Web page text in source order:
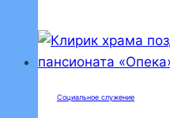
Социальное служение